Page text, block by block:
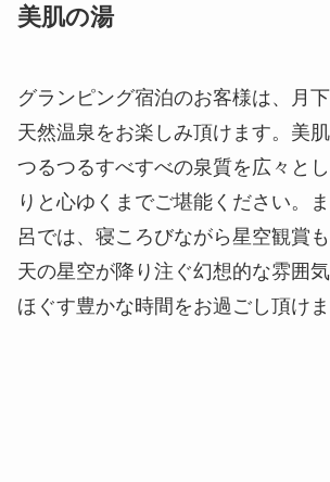
美肌の湯
グランピング宿泊のお客様は、月
天然温泉をお楽しみ頂けます。美
つるつるすべすべの泉質を広々と
りと心ゆくまでご堪能ください。
呂では、寝ころびながら星空観賞
天の星空が降り注ぐ幻想的な雰囲
ほぐす豊かな時間をお過ごし頂けま